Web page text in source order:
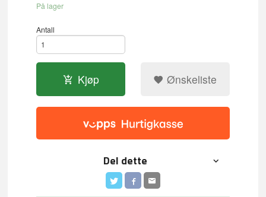
På lager
Antall
Kjøp Ønskeliste
Del dette